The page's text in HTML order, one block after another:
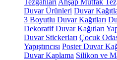
Tezgahları Ahşap Mutfak
Duvar Ürünleri Duvar
3 Boyutlu Duvar Kağıtları
Dekoratif Duvar Kağıtları
Duvar Stickerları Çocuk
Yapıştırıcısı Poster Duvar
Duvar Kaplama Silikon ve